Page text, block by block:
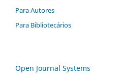
Para Autores
Para Bibliotecários
Open Journal Systems